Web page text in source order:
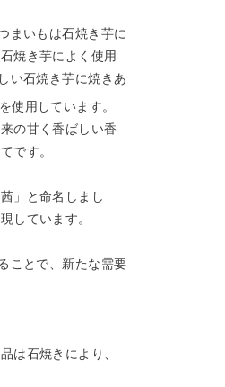
まいもは石焼き芋に
焼き芋によく使用
い石焼き芋に焼きあ
使用しています。
の甘く香ばしい香
です。
」と命名しまし
しています。
ことで、新たな需要
は石焼きにより、